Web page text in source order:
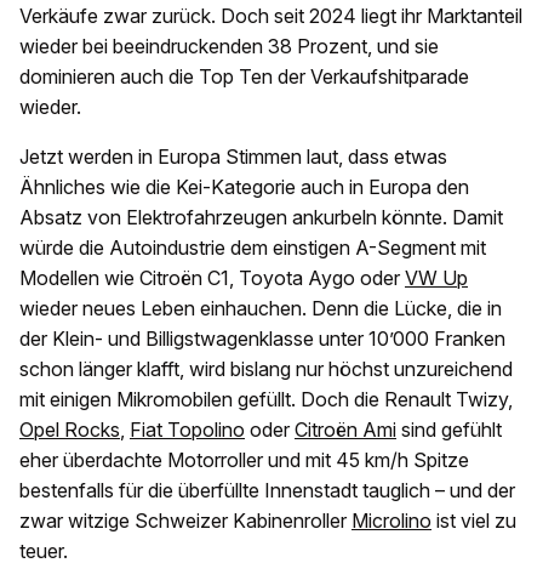
Verkäufe zwar zurück. Doch seit 2024 liegt ihr Marktanteil
wieder bei beeindruckenden 38 Prozent, und sie
dominieren auch die Top Ten der Verkaufshitparade
wieder.
Jetzt werden in Europa Stimmen laut, dass etwas
Ähnliches wie die Kei-Kategorie auch in Europa den
Absatz von Elektrofahrzeugen ankurbeln könnte. Damit
würde die Autoindustrie dem einstigen A-Segment mit
Modellen wie Citroën C1, Toyota Aygo oder VW Up
wieder neues Leben einhauchen. Denn die Lücke, die in
der Klein- und Billigstwagenklasse unter 10’000 Franken
schon länger klafft, wird bislang nur höchst unzureichend
mit einigen Mikromobilen gefüllt. Doch die Renault Twizy,
Opel Rocks, Fiat Topolino oder Citroën Ami sind gefühlt
eher überdachte Motorroller und mit 45 km/h Spitze
bestenfalls für die überfüllte Innenstadt tauglich – und der
zwar witzige Schweizer Kabinenroller Microlino ist viel zu
teuer.